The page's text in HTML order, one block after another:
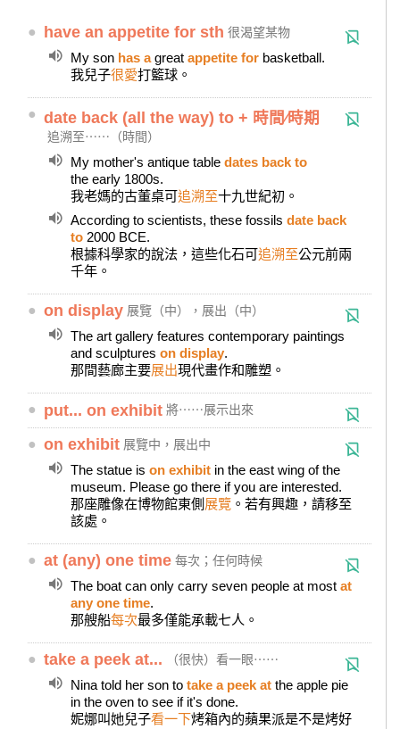
● have an appetite for sth 很渴望某物
My son has agreat appetite for basketball.
我兒子很愛打籃球。
● date back (all the way) to + 時間∕時期
追溯至⋯⋯（時間）
My mother's antique table dates back to
the early 1800s.
我老媽的古董桌可追溯至十九世紀初。
According to scientists, these fossils date back
to 2000 BCE.
根據科學家的說法，這些化石可追溯至公元前兩
千年。
● on display 展覽（中），展出（中）
The art gallery features contemporary paintings
and sculptures on display.
那間藝廊主要展出現代畫作和雕塑。
● put... on exhibit 將⋯⋯展示出來
● on exhibit 展覽中，展出中
The statue is on exhibit in the east wing of the
museum. Please go there if you are interested.
那座雕像在博物館東側 展覽 。若有興趣，請移至
該處。
● at (any) one time 每次；任何時候
The boat can only carry seven people at most at
any one time.
那艘船每次最多僅能承載七人。
● take a peek at... （很快）看一眼⋯⋯
Nina told her son to take a peek at the apple pie
in the oven to see if it's done.
妮娜叫她兒子看一下烤箱內的蘋果派是不是烤好